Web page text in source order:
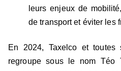
leurs enjeux de
de transport et éviter les
En 2024, Taxelco et
regroupe sous le nom Téo